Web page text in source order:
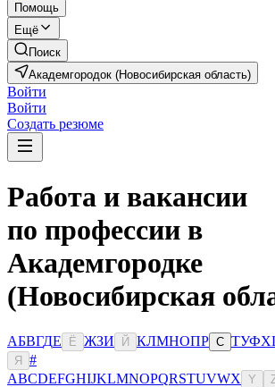
Помощь
Ещё
Поиск
Академгородок (Новосибирская область)
Войти
Войти
Создать резюме
Работа и вакансии
по профессии в
Академгородке
(Новосибирская
АБВГДЕ Ё ЖЗИ Й КЛМНОПР С ТУФХ
Я
#
ABCDEFGHIJKLMNOPQRSTUVWX Y